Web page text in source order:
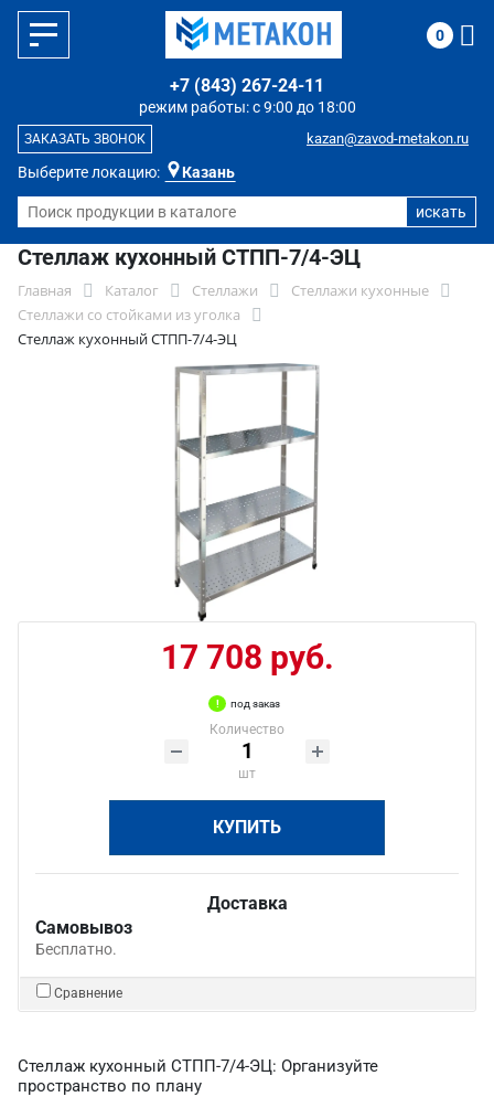
Выберите локацию: Казань
режим работы: с 9:00 до 18:00
+7 (843) 267-24-11
kazan@zavod-metakon.ru
ЗАКАЗАТЬ ЗВОНОК
0
Стеллаж кухонный СТПП-7/4-ЭЦ
Главная Каталог Стеллажи
Стеллажи кухонные
Стеллажи со стойками из уголка
Стеллаж кухонный СТПП-7/4-ЭЦ
17 708 руб.
под заказ
Количество
шт
КУПИТЬ
Доставка
Самовывоз
Бесплатно.
Сравнение
Стеллаж кухонный СТПП-7/4-ЭЦ: Организуйте
пространство по плану